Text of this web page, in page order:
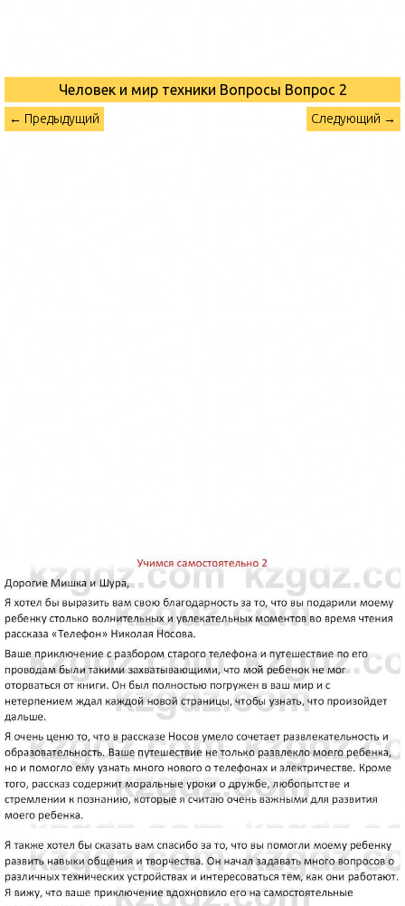
Человек и мир техники Вопросы Вопрос 2
← Предыдущий Следующий →